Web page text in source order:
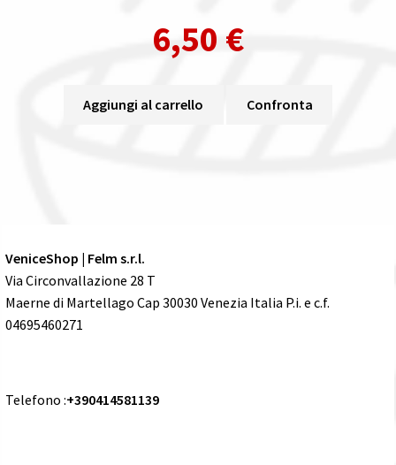
6,50 €
Aggiungi al carrello Confronta
VeniceShop | Felm s.r.l.
Via Circonvallazione 28 T
Maerne di Martellago Cap 30030 Venezia Italia P.i. e c.f.
04695460271
Telefono :+390414581139